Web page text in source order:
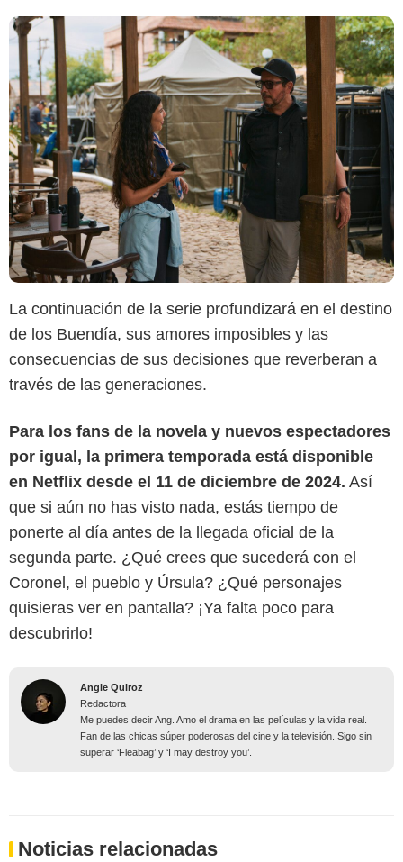
La continuación de la serie profundizará en el destino
de los Buendía, sus amores imposibles y las
consecuencias de sus decisiones que reverberan a
través de las generaciones.
Para los fans de la novela y nuevos espectadores
por igual, la primera temporada está disponible
en Netflix desde el 11 de diciembre de 2024. Así
que si aún no has visto nada, estás tiempo de
ponerte al día antes de la llegada oficial de la
segunda parte. ¿Qué crees que sucederá con el
Coronel, el pueblo y Úrsula? ¿Qué personajes
quisieras ver en pantalla? ¡Ya falta poco para
descubrirlo!
Angie Quiroz
Redactora
Me puedes decir Ang. Amo el drama en las películas y la vida real.
Fan de las chicas súper poderosas del cine y la televisión. Sigo sin
superar ‘Fleabag’ y ‘I may destroy you’.
Noticias relacionadas